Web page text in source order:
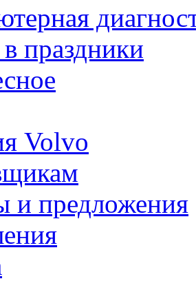
праздники
Volvo
и предложения